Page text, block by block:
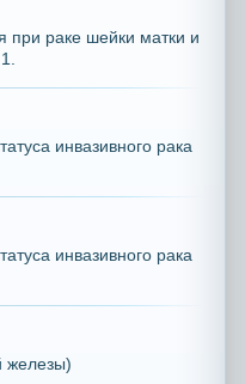
при раке шейки матки и
инвазивного рака
инвазивного рака
железы)